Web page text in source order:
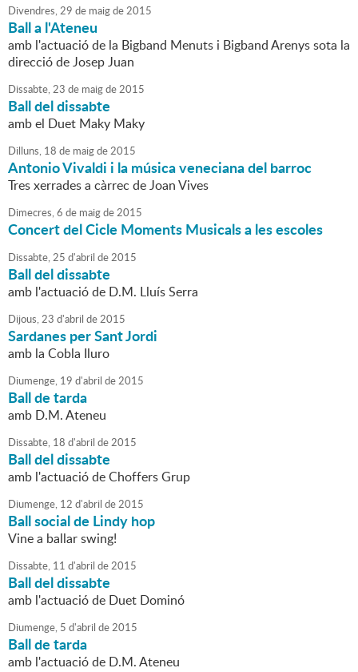
Divendres,29 de maigde2015
Ball a l'Ateneu
amb l'actuació de la Bigband Menuts i Bigband Arenys sota la
direcció de Josep Juan
Dissabte,23 de maigde2015
Ball del dissabte
amb el Duet Maky Maky
Dilluns, 18 de maigde2015
Antonio Vivaldi i la música veneciana del barroc
Tres xerrades a càrrec de Joan Vives
Dimecres,6 de maigde2015
Concert del Cicle Moments Musicals a les escoles
Dissabte,25 d'abril de2015
Ball del dissabte
amb l'actuació de D.M. Lluís Serra
Dijous,23 d'abril de2015
Sardanes per Sant Jordi
amb la Cobla Iluro
Diumenge, 19 d'abril de2015
Ball de tarda
amb D.M. Ateneu
Dissabte, 18 d'abril de2015
Ball del dissabte
amb l'actuació de Choffers Grup
Diumenge, 12 d'abril de2015
Ball social de Lindy hop
Vine a ballar swing!
Dissabte, 11 d'abril de2015
Ball del dissabte
amb l'actuació de Duet Dominó
Diumenge, 5 d'abril de2015
Ball de tarda
amb l'actuació de D.M. Ateneu